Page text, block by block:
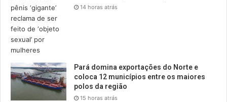
14 horas atrás
Pará domina exportações do Norte e
coloca 12 municípios entre os maiores
polos da região
15 horas atrás